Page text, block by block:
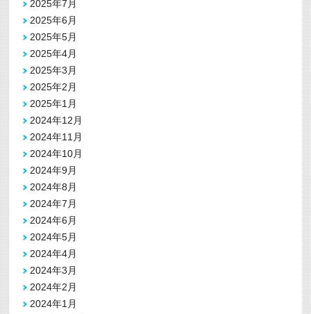
2025年7月
2025年6月
2025年5月
2025年4月
2025年3月
2025年2月
2025年1月
2024年12月
2024年11月
2024年10月
2024年9月
2024年8月
2024年7月
2024年6月
2024年5月
2024年4月
2024年3月
2024年2月
2024年1月